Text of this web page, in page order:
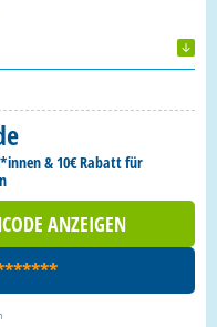
& 10€ Rabatt für
ANZEIGEN